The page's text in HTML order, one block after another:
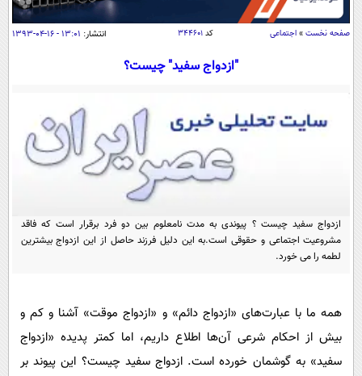
اقتصاد
اقتصادی
جامعه
حوادث
یک برش دانایی
سفر و تفریح
بین الملل
علم و دانش
علمی
گوناگون
مجله تصویری سلاح
ورزش
سیاست
سرگرمی
خواندنی ها و دیدنی ها
داستان کوتاه
پیامک
آموزش زبان
صفحه نخست » اجتماعی کد۳۴۴۶۰۱ انتشار: ۱۳:۰۱ - ۱۶-۰۴-۱۳۹۳
"ازدواج سفید" چیست؟
ازدواج سفید چیست ؟ پیوندی به مدت نامعلوم بین دو فرد برقرار است که فاقد
مشروعیت اجتماعی و حقوقی است.به این دلیل فرزند حاصل از این ازدواج بیشترین
لطمه را می خورد.
همه ما با عبارت‌های «ازدواج دائم» و «ازدواج موقت» آشنا و کم و
بیش از احکام شرعی آن‌ها اطلاع داریم، اما کمتر پدیده «ازدواج
سفید» به گوشمان خورده است. ازدواج سفید چیست؟ این پیوند بر